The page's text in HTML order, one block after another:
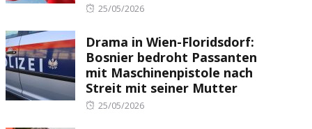
Posted
25/05/2026
Drama in Wien-Floridsdorf:
Bosnier bedroht Passanten
mit Maschinenpistole nach
Streit mit seiner Mutter
Posted
25/05/2026